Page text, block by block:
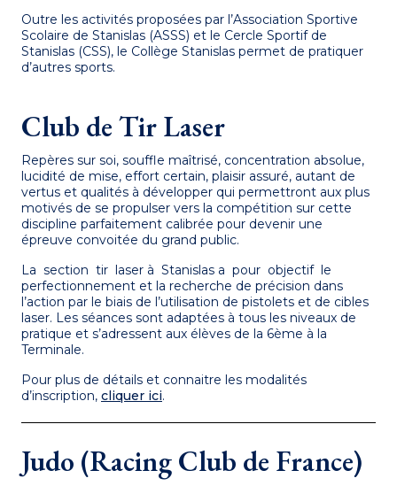
Outre les activités proposées par l’Association Sportive
Scolaire de Stanislas (ASSS) et le Cercle Sportif de
Stanislas (CSS), le Collège Stanislas permet de pratiquer
d’autres sports.
Club de Tir Laser
Repères sur soi, souffle maîtrisé, concentration absolue,
lucidité de mise, effort certain, plaisir assuré, autant de
vertus et qualités à développer qui permettront aux plus
motivés de se propulser vers la compétition sur cette
discipline parfaitement calibrée pour devenir une
épreuve convoitée du grand public.
La section tir laser à Stanislas a pour objectif le
perfectionnement et la recherche de précision dans
l’action par le biais de l’utilisation de pistolets et de cibles
laser. Les séances sont adaptées à tous les niveaux de
pratique et s’adressent aux élèves de la 6ème à la
Terminale.
Pour plus de détails et connaitre les modalités
d’inscription, cliquer ici.
Judo (Racing Club de France)